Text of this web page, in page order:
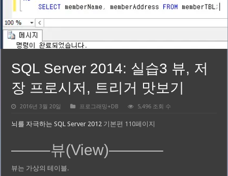
SQL Server 2014: 실습3 뷰, 저
장 프로시저, 트리거 맛보기
2016년 3월 20일 프로그래밍+DB 5,496 조회 수
뇌를 자극하는 SQL Server 2012 기본편 110페이지
——–뷰(View)———–
뷰는 가상의 테이블.